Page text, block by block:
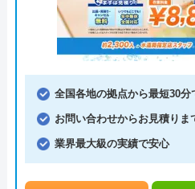
全国各地の拠点から最短30分
お問い合わせからお見積りま
業界最大級の実績で安心